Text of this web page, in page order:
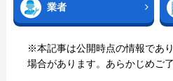
業者
※本記事は公開時点の情報であ
場合があります。あらかじめご